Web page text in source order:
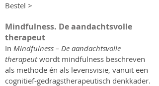
Bestel >
Mindfulness. De aandachtsvolle
therapeut
In Mindfulness – De aandachtsvolle
therapeutwordt mindfulness beschreven
als methode én als levensvisie, vanuit een
cognitief-gedragstherapeutisch denkkader.